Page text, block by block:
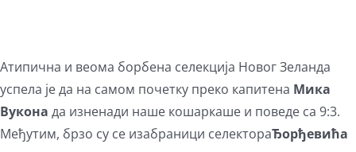
Атипична и веома борбена селекција Новог Зеланда
успела је да на самом почетку преко капитена Мика
Вукона да изненади наше кошаркаше и поведе са 9:3.
Међутим, брзо су се изабраници селектораЂорђевића